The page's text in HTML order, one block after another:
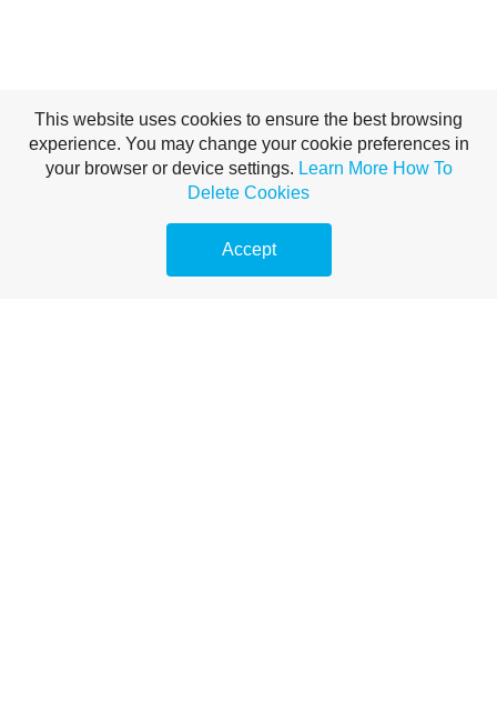
This website uses cookies to ensure the best browsing
experience. You may change your cookie preferences in
your browser or device settings. Learn More How To
Delete Cookies
Accept